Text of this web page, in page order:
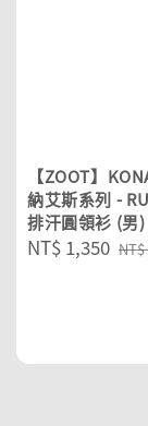
【ZOOT】
納艾斯系列 -
排汗圓領衫 (男)
Sale
NT$ 1,350